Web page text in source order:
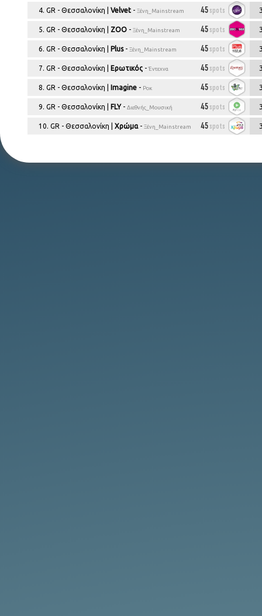
ΡΑΔΙΟΦΩΝΙΚΟΣ ΧΑΡΤΗΣ
ΕΥΡΩΠΗΣ
UKRAINE
MOLDOVA
+Όλες οι εκπομπές της
ΔΕΙΤΕ ΤΑ ΠΛΑΝΑ: TOP-10
ΔΙΑΦΗΜΙΣΗΣ ΣΤΗΝ ΑΘΗΝΑ
AGRO PLANS
4. GR - Θεσσαλονίκη | Velvet - Ξένη_Mainstream 45spots
5. GR - Θεσσαλονίκη | ZOO - Ξένη_Mainstream 45spots
6. GR - Θεσσαλονίκη | Plus- Ξένη_Mainstream 45spots
7. GR - Θεσσαλονίκη | Ερωτικός -Έντεχνα 45spots
8. GR - Θεσσαλονίκη | Imagine - Ροκ 45spots
9. GR - Θεσσαλονίκη | FLY- Διεθνής_Μουσική 45spots
10. GR - Θεσσαλονίκη | Χρώμα- Ξένη_Mainstream 45spots